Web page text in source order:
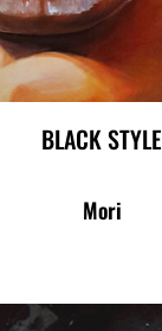
BLACK STYLE
Mori